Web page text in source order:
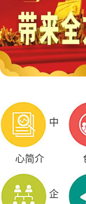
中
心简介
企